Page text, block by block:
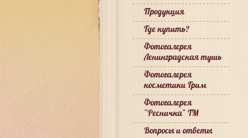
Продукция
Где купить?
Фотогалерея
Ленинградская тушь
Фотогалерея
косметики Грим
Фотогалерея
"Ресничка" ТМ
Вопросы и ответы